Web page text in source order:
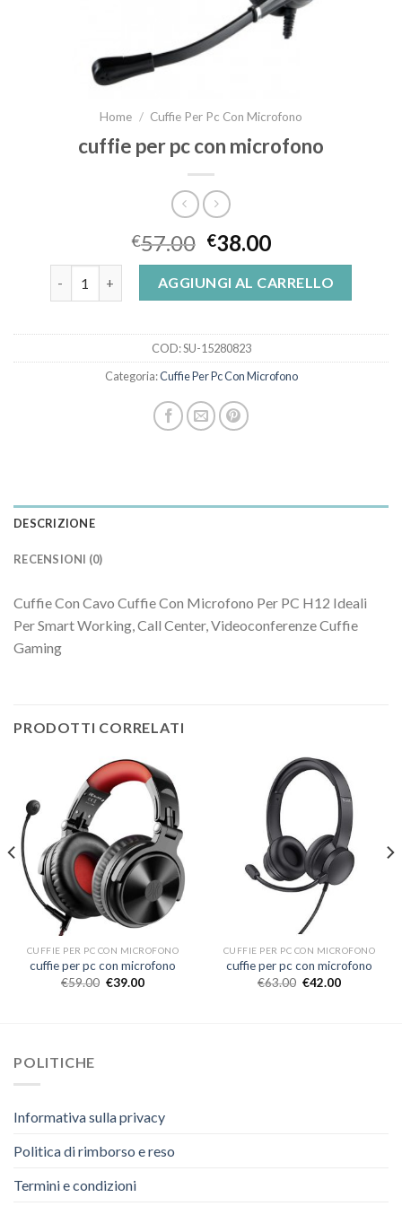
Home / Cuffie Per Pc Con Microfono
cuffie per pc con microfono
€57.00 €38.00
cuffie per pc con microfono quantità
AGGIUNGI AL CARRELLO
COD:SU-15280823
Categoria:Cuffie Per Pc Con Microfono
DESCRIZIONE
RECENSIONI (0)
Cuffie Con Cavo Cuffie Con Microfono Per PC H12 Ideali
Per Smart Working, Call Center, Videoconferenze Cuffie
Gaming
PRODOTTI CORRELATI
CUFFIE PER PC CON MICROFONO
cuffie per pc con microfono
€59.00 €39.00
CUFFIE PER PC CON MICROFONO
cuffie per pc con microfono
€63.00 €42.00
POLITICHE
Informativa sulla privacy
Politica di rimborso e reso
Termini e condizioni